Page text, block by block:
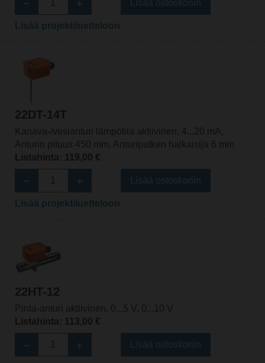
22DT-14T
Kanava-/vesianturi lämpötila aktiivinen, 4...20 mA,
Anturin pituus 450 mm, Anturiputken halkaisija 6 mm
Listahinta: 119,00 €
22HT-12
Pinta-anturi aktiivinen, 0...5 V, 0...10 V
Listahinta: 113,00 €